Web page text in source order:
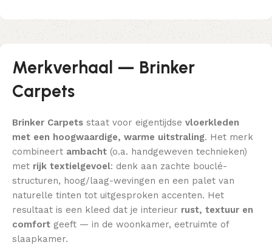
Merkverhaal — Brinker
Carpets
Brinker Carpets staat voor eigentijdse vloerkleden
met een hoogwaardige, warme uitstraling. Het merk
combineert ambacht (o.a. handgeweven technieken)
met rijk textielgevoel: denk aan zachte bouclé-
structuren, hoog/laag-wevingen en een palet van
naturelle tinten tot uitgesproken accenten. Het
resultaat is een kleed dat je interieur rust, textuur en
comfort geeft — in de woonkamer, eetruimte of
slaapkamer.